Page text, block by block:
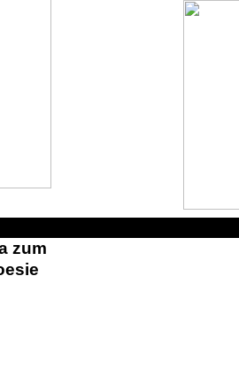
zum